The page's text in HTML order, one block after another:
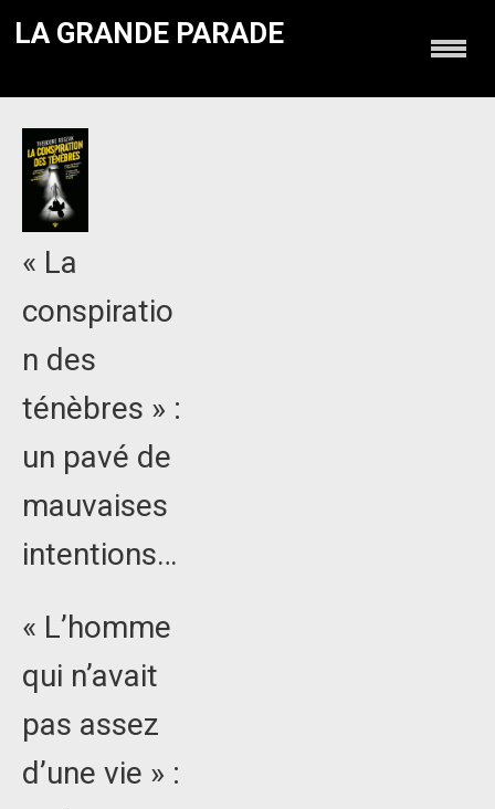
LA GRANDE PARADE
« La
conspiratio
n des
ténèbres » :
un pavé de
mauvaises
intentions…
« L’homme
qui n’avait
pas assez
d’une vie » :